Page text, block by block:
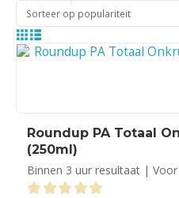
Roundup PA Totaal
(250ml)
Binnen 3 uur resultaat |